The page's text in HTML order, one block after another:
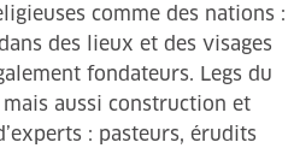
comme des nations :
des lieux et des visages
fondateurs. Legs du
aussi construction et
: pasteurs, érudits